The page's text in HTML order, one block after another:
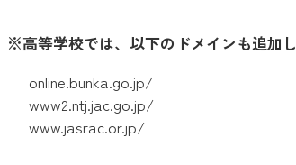
※高等学校では、以下のドメインも追加し
online.bunka.go.jp/
www2.ntj.jac.go.jp/
www.jasrac.or.jp/